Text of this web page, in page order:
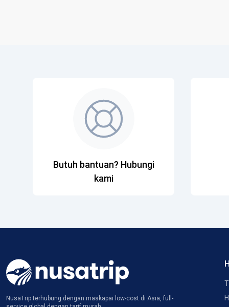
Butuh bantuan? Hubungi
kami
NusaTrip terhubung dengan maskapai low-cost di Asia, full-